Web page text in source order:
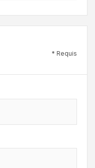
* Requis